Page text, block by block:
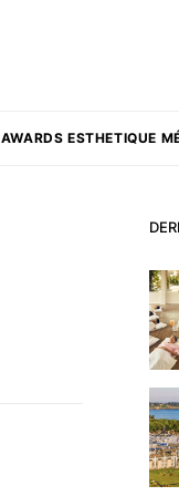
AWARDS ESTHETIQUE